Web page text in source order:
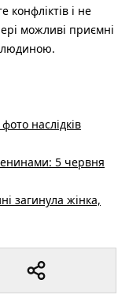
і не
можливі приємні
людиною.
наслідків
5 червня
загинула жінка,